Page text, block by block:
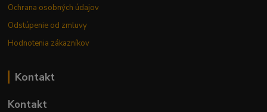
Ochrana osobných údajov
Odstúpenie od zmluvy
Hodnotenia zákazníkov
Kontakt
Kontakt